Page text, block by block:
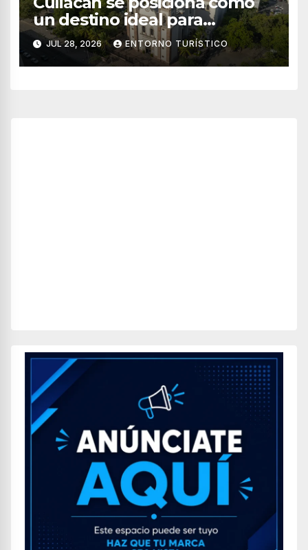
un destino ideal para
combinar negocios y turismo
JUL 28, 2026 ENTORNO TURÍSTICO